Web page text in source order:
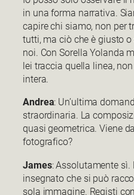
in una forma narrativa.
capire chi siamo, non per
tutti, ma ciò che è giusto
noi. Con Sorella Yolanda
lei traccia quella linea,
intera.
Andrea: Un’ultima
straordinaria. La
quasi geometrica. Viene
fotografico?
James: Assolutamente
insegnato che si può
sola immagine. Registi